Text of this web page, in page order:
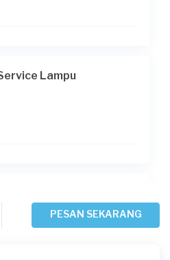
Lampu
PESAN SEKARANG